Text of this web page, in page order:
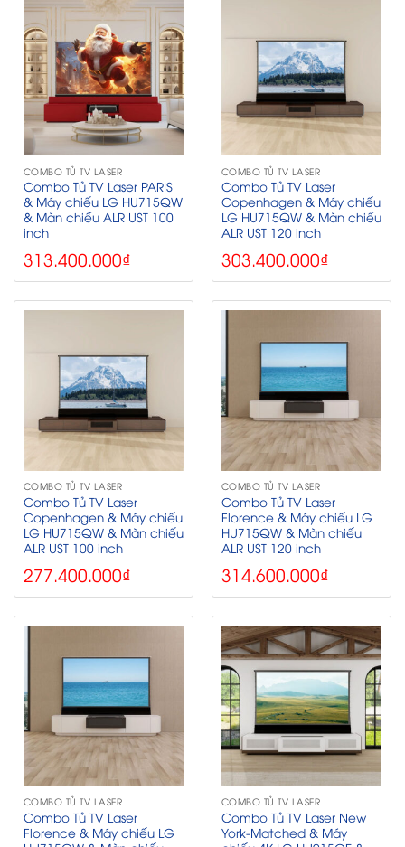
COMBO TỦ TV LASER
Combo Tủ TV Laser PARIS
& Máy chiếu LG HU715QW
& Màn chiếu ALR UST 100
inch
313.400.000₫
COMBO TỦ TV LASER
Combo Tủ TV Laser
Copenhagen & Máy chiếu
LG HU715QW & Màn chiếu
ALR UST 120 inch
303.400.000₫
COMBO TỦ TV LASER
Combo Tủ TV Laser
Copenhagen & Máy chiếu
LG HU715QW & Màn chiếu
ALR UST 100 inch
277.400.000₫
COMBO TỦ TV LASER
Combo Tủ TV Laser
Florence & Máy chiếu LG
HU715QW & Màn chiếu
ALR UST 120 inch
314.600.000₫
COMBO TỦ TV LASER
Combo Tủ TV Laser
Florence & Máy chiếu LG
COMBO TỦ TV LASER
Combo Tủ TV Laser New
York-Matched & Máy